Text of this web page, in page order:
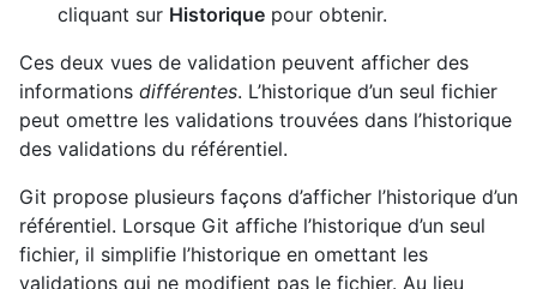
cliquant sur Historique pour obtenir.
Ces deux vues de validation peuvent afficher des
informations différentes. L’historique d’un seul fichier
peut omettre les validations trouvées dans l’historique
des validations du référentiel.
Git propose plusieurs façons d’afficher l’historique d’un
référentiel. Lorsque Git affiche l’historique d’un seul
fichier, il simplifie l’historique en omettant les
validations qui ne modifient pas le fichier. Au lieu